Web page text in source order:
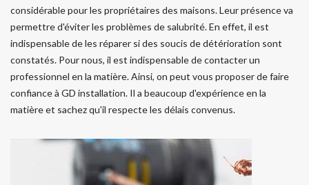
considérable pour les propriétaires des maisons. Leur présence va
permettre d'éviter les problèmes de salubrité. En effet, il est
indispensable de les réparer si des soucis de détérioration sont
constatés. Pour nous, il est indispensable de contacter un
professionnel en la matière. Ainsi, on peut vous proposer de faire
confiance à GD installation. Il a beaucoup d'expérience en la
matière et sachez qu'il respecte les délais convenus.